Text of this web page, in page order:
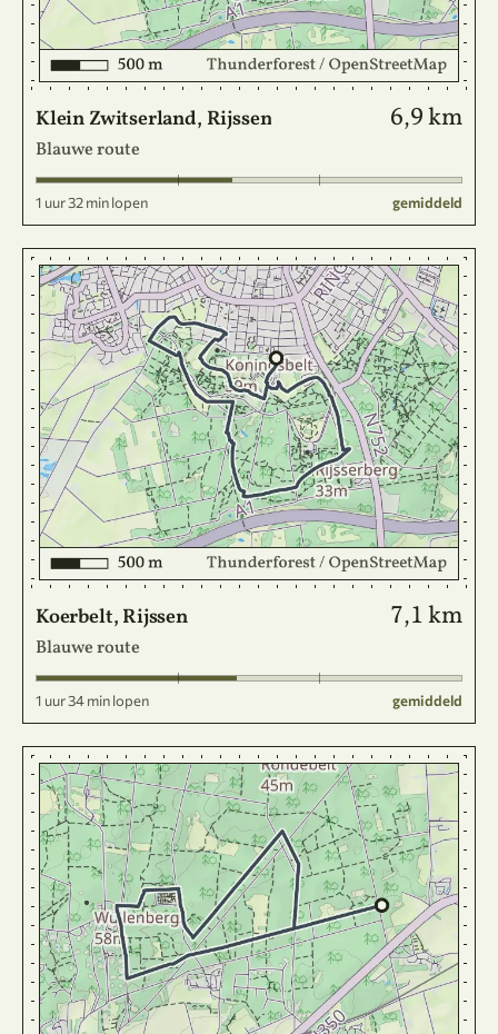
Klein Zwitserland, Rijssen 6,9 km
Blauwe route
1 uur 32 min lopen gemiddeld
Koerbelt, Rijssen 7,1 km
Blauwe route
1 uur 34 min lopen gemiddeld